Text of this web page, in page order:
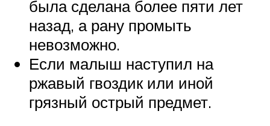
была сделана более пяти лет
назад, а рану промыть
невозможно.
Если малыш наступил на
ржавый гвоздик или иной
грязный острый предмет.